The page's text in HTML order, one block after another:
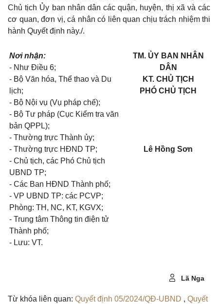
Chủ tịch Ủy ban nhân dân các quận, huyện, thị xã và các
cơ quan, đơn vị, cá nhân có liên quan chịu trách nhiệm thi
hành Quyết định này./.
Nơi nhận:
- Như Điều 6;
- Bộ Văn hóa, Thể thao và Du
lịch;
- Bộ Nội vụ (Vụ pháp chế);
- Bộ Tư pháp (Cục Kiểm tra văn
bản QPPL);
- Thường trực Thành ủy;
- Thường trực HĐND TP;
- Chủ tịch, các Phó Chủ tịch
UBND TP;
- Các Ban HĐND Thành phố;
- VP UBND TP: các PCVP;
Phòng: TH, NC, KT, KGVX;
- Trung tâm Thông tin điện tử
Thành phố;
- Lưu: VT.
TM. ỦY BAN NHÂN
DÂN
KT. CHỦ TỊCH
PHÓ CHỦ TỊCH
Lê Hồng Sơn
Lã Nga
Từ khóa liên quan: Quyết định 05/2024/QĐ-UBND , Quyết